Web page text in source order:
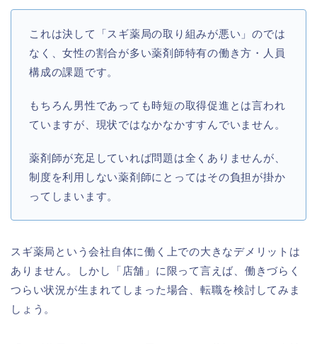
これは決して「スギ薬局の取り組みが悪い」のでは
なく、女性の割合が多い薬剤師特有の働き方・人員
構成の課題です。
もちろん男性であっても時短の取得促進とは言われ
ていますが、現状ではなかなかすすんでいません。
薬剤師が充足していれば問題は全くありませんが、
制度を利用しない薬剤師にとってはその負担が掛か
ってしまいます。
スギ薬局という会社自体に働く上での大きなデメリットは
ありません。しかし「店舗」に限って言えば、働きづらく
つらい状況が生まれてしまった場合、転職を検討してみま
しょう。